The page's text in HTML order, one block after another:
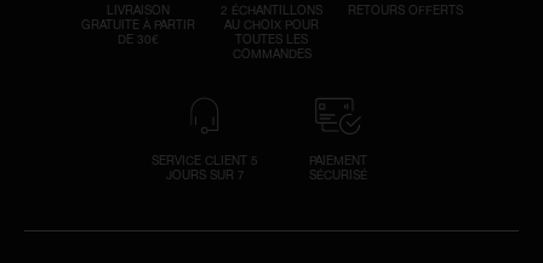
LIVRAISON
GRATUITE À PARTIR
DE 30€
2 ÉCHANTILLONS
AU CHOIX POUR
TOUTES LES
COMMANDES
RETOURS OFFERTS
SERVICE CLIENT 5
JOURS SUR 7
PAIEMENT
SÉCURISÉ